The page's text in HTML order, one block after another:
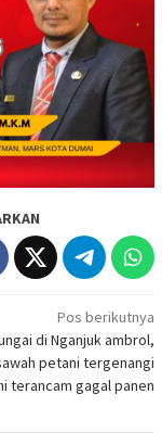
Pos berikutnya
di Nganjuk ambrol,
petani tergenangi
terancam gagal panen